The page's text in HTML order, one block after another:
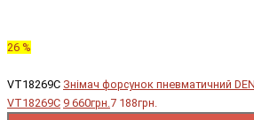
26 %
VT18269C Знімач форсунок пневматичний
VT18269C 9 660грн.7 188грн.